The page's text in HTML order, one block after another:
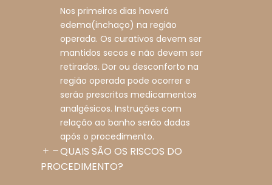
Nos primeiros dias haverá
edema(inchaço) na região
operada. Os curativos devem ser
mantidos secos e não devem ser
retirados. Dor ou desconforto na
região operada pode ocorrer e
serão prescritos medicamentos
analgésicos. Instruções com
relação ao banho serão dadas
após o procedimento.
QUAIS SÃO OS RISCOS DO
PROCEDIMENTO?